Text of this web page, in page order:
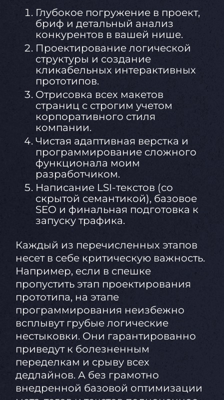
Глубокое погружение в проект,
бриф и детальный анализ
конкурентов в вашей нише.
Проектирование логической
структуры и создание
кликабельных интерактивных
прототипов.
Отрисовка всех макетов
страниц с строгим учетом
корпоративного стиля
компании.
Чистая адаптивная верстка и
программирование сложного
функционала моим
разработчиком.
Написание LSI-текстов (со
скрытой семантикой), базовое
SEO и финальная подготовка к
запуску трафика.
Каждый из перечисленных этапов
несет в себе критическую важность.
Например, если в спешке
пропустить этап проектирования
прототипа, на этапе
программирования неизбежно
всплывут грубые логические
нестыковки. Они гарантированно
приведут к болезненным
переделкам и срыву всех
дедлайнов. А без грамотно
внедренной базовой оптимизации